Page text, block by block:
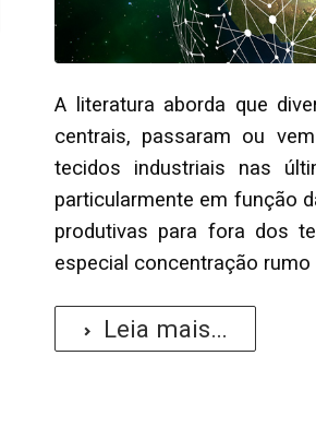
A literatura aborda que
centrais, passaram ou
tecidos industriais nas
particularmente em função
produtivas para fora dos
especial concentração
Leia mais...